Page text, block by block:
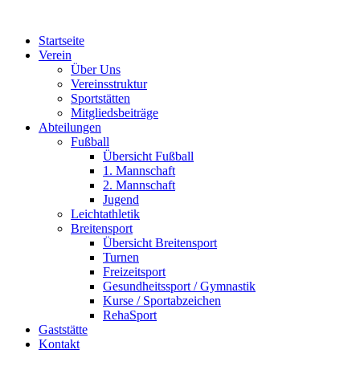
springenStartseite
Verein
Über Uns
Vereinsstruktur
Sportstätten
Mitgliedsbeiträge
Abteilungen
Fußball
Übersicht Fußball
1. Mannschaft
2. Mannschaft
Jugend
Leichtathletik
Breitensport
Übersicht Breitensport
Turnen
Freizeitsport
Gesundheitssport / Gymnastik
Kurse / Sportabzeichen
RehaSport
Gaststätte
Kontakt